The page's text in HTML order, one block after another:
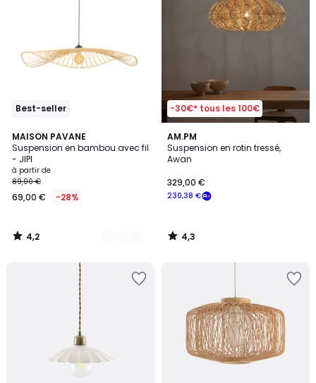
Best-seller
MAISON PAVANE
Suspension en bambou avec fil
- JIPI
à partir de
89,00 €
69,00 € -28%
4,2
/ 5
2
Couleurs
4,2
/
-30€* tous les 100€
AM.PM
Suspension en rotin tressé,
Awan
230,38 €
329,00 €
4,3
/ 5
4,3
/